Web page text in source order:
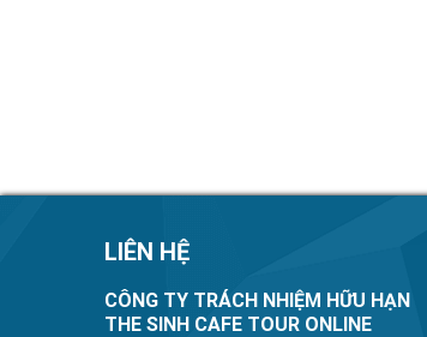
LIÊN HỆ
CÔNG TY TRÁCH NHIỆM HỮU HẠN
THE SINH CAFE TOUR ONLINE